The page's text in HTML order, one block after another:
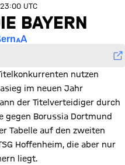
UTC
BAYERN
nutzen
im neuen Jahr
der Titelverteidiger durch
gegen Borussia Dortmund
Tabelle auf den zweiten
Hoffenheim, die aber nur
liegt.